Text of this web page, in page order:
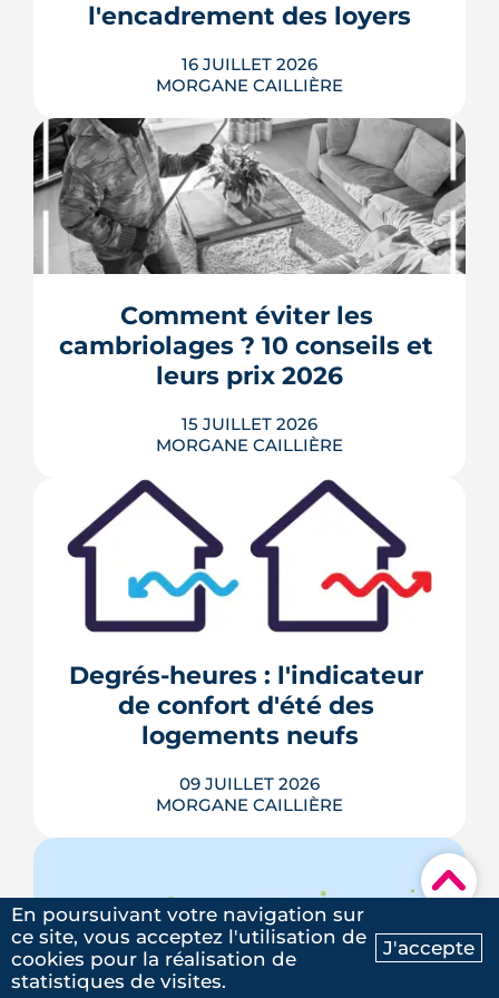
Ma recherche Contactez-nous
▾
LIRE L'ARTICLE
l'encadrement des loyers
16 JUILLET 2026
MORGANE CAILLIÈRE
Seulement 12 % d'annonces non
conformes selon la Fondation pour le
Logement, des studios étudiants loués
161 euros au-dessus des plafonds selon
Que Choisir Ensemble : deux études
opposées sur l'encadrement des loyers
à Montpellier. De leur comparaison
ressort le...
Comment éviter les
cambriolages ? 10 conseils et
leurs prix 2026
15 JUILLET 2026
MORGANE CAILLIÈRE
211 600 cambriolages et tentatives ont
été enregistrés en France en 2025, avec
un risque accru pendant les longues
absences estivales. De la serrure
Vacances, voici 10 mesures concrètes
recommandées par les forces de l'ordre
et les professionnels de ...
LIRE L'ARTICLE
Degrés-heures : l'indicateur
de confort d'été des
logements neufs
09 JUILLET 2026
MORGANE CAILLIÈRE
La réglementation RE2020 impose
depuis 2022 un examen de confort
d'été à chaque logement neuf, noté en
degrés-heures. Sous 350, le logement
En poursuivant votre navigation sur
ce site, vous acceptez l'utilisation de
cookies pour la réalisation de
statistiques de visites.
J'accepte